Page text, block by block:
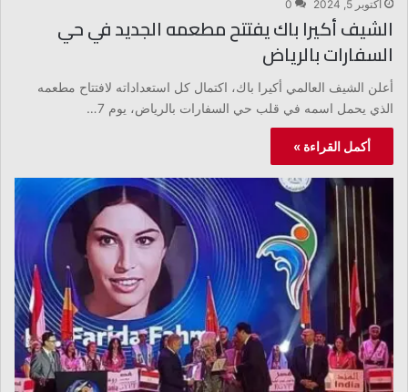
أكتوبر 5, 2024 0
الشيف أكيرا باك يفتتح مطعمه الجديد في حي
السفارات بالرياض
أعلن الشيف العالمي أكيرا باك، اكتمال كل استعداداته لافتتاح مطعمه
الذي يحمل اسمه في قلب حي السفارات بالرياض، يوم 7…
أكمل القراءة »